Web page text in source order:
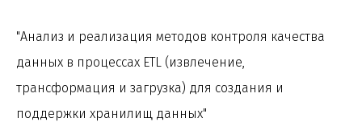
"Анализ и реализация методов контроля качества
данных в процессах ETL (извлечение,
трансформация и загрузка) для создания и
поддержки хранилищ данных"